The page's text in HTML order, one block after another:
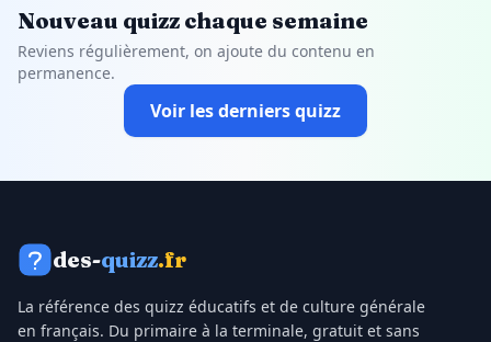
Nouveau quizz chaque semaine
Reviens régulièrement, on ajoute du contenu en
permanence.
Voir les derniers quizz
des-quizz.fr
La référence des quizz éducatifs et de culture générale
en français. Du primaire à la terminale, gratuit et sans